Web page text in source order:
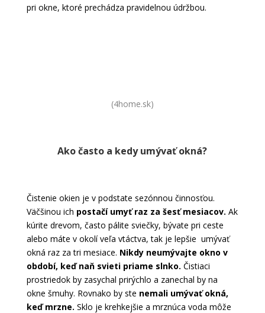
pri okne, ktoré prechádza pravidelnou údržbou.
(4home.sk)
Ako často a kedy umývať okná?
Čistenie okien je v podstate sezónnou činnosťou.
Väčšinou ich postačí umyť raz za šesť mesiacov. Ak
kúrite drevom, často pálite sviečky, bývate pri ceste
alebo máte v okolí veľa vtáctva, tak je lepšie umývať
okná raz za tri mesiace. Nikdy neumývajte okno v
období, keď naň svieti priame slnko. Čistiaci
prostriedok by zasychal prirýchlo a zanechal by na
okne šmuhy. Rovnako by ste nemali umývať okná,
keď mrzne. Sklo je krehkejšie a mrznúca voda môže